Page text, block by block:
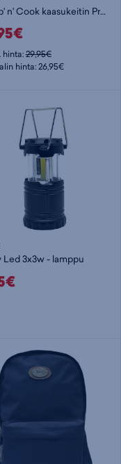
Camp' n' Cook kaasukeitin Pro - retkikeitin
hinta:29,95€
hinta: 26,95€
Led 3x3w - lamppu